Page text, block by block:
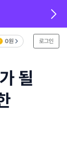
0원 로그인
될